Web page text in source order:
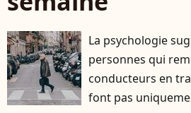
La psychologie
personnes qui
conducteurs en
font pas